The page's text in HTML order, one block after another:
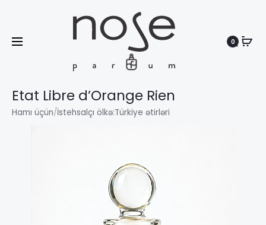
Search
0
Etat Libre d’Orange Rien
Hamı üçün/İstehsalçı ölkə:Türkiye ətirləri